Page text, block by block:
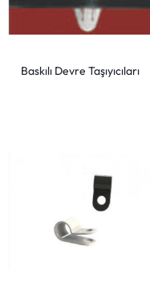
Baskılı Devre Taşıyıcıları